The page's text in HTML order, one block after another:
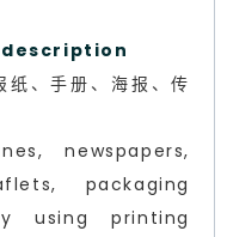
description
、手册、海报、传
newspapers,
packaging
using printing